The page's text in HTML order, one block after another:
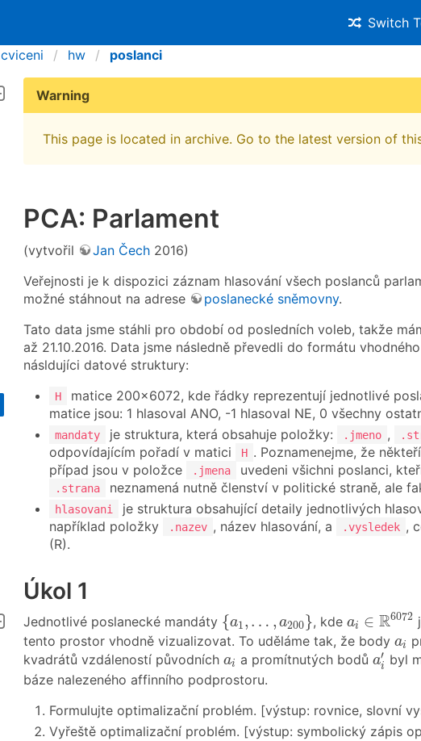
Switch
cviceni hw poslanci
Warning
This page is located in archive. Go to the latest version of
PCA: Parlament
(vytvořil Jan Čech 2016)
Veřejnosti je k dispozici záznam hlasování všech poslanců
možné stáhnout na adrese
poslanecké sněmovny.
Tato data jsme stáhli pro období od posledních voleb, takže
až 21.10.2016. Data jsme následně převedli do formátu
násldujíci datové struktury:
H
matice 200×6072, kde řádky reprezentují jednotlivé
matice jsou: 1 hlasoval ANO, -1 hlasoval NE, 0 všechny
mandaty je struktura, která obsahuje položky: .jmeno ,
odpovídajícím pořadí v matici
H . Poznamenejme, že
případ jsou v položce
.jmena uvedeni všichni poslanci,
.strana neznamená nutně členství v politické straně, ale
hlasovani je struktura obsahující detaily jednotlivých
například položky
.nazev , název hlasování, a .vysledek ,
(R).
Úkol 1
Jednotlivé poslanecké mandáty {a1, … , a200}
{a1 200 } , kde ai ∈ R6072
R6072
tento prostor vhodně vizualizovat. To uděláme tak, že body ai
ai
kvadrátů vzdáleností původních ai
ai a promítnutých bodů a′
i
ai′byl
báze nalezeného affinního podprostoru.
Formulujte optimalizační problém. [výstup: rovnice, slovní
Vyřeště optimalizační problém. [výstup: symbolický zápis